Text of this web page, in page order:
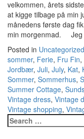
velkommen, årets
at kigge tilbage på
månedens første dag
min morgenmad. Jeg
Posted in Uncategorized
sommer, Ferie, Fru Fin,
Jordbær, Juli, July, Kat,
Sommer, Sommerhus,
Summer Cottage,
Vintage dress, Vintage
Vintage shopping,